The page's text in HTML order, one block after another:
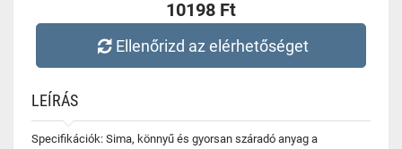
10198 Ft
Ellenőrizd az elérhetőséget
LEÍRÁS
Specifikációk: Sima, könnyű és gyorsan száradó anyag a